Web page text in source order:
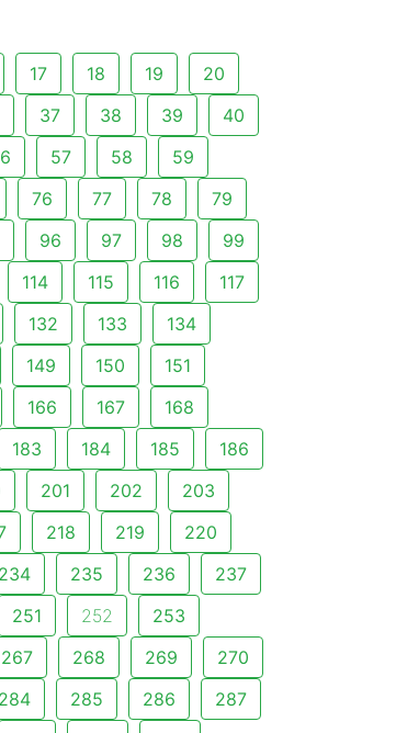
17 18 19
20
37 38 39
40
57 58
59
76 77 78
79
96 97 98
99
114 115 116
117
132 133
134
149 150
151
166 167
168
183 184 185
186
201 202
203
218 219
220
234 235 236
237
251 252
253
267 268 269
270
284 285 286
287